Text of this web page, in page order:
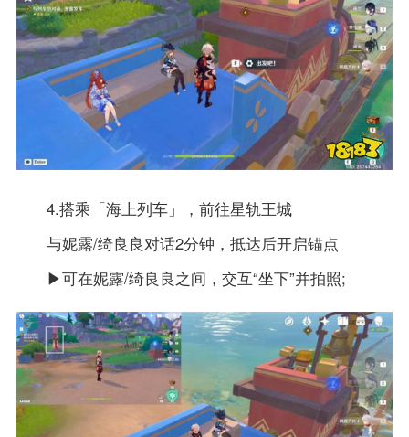
4.搭乘「海上列车」，前往星轨王城
与妮露/绮良良对话2分钟，抵达后开启锚点
▶可在妮露/绮良良之间，交互“坐下”并拍照;